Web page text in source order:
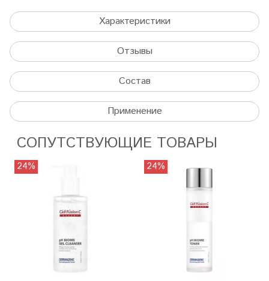
Характеристики
Отзывы
Состав
Применение
СОПУТСТВУЮЩИЕ ТОВАРЫ
24% 24%